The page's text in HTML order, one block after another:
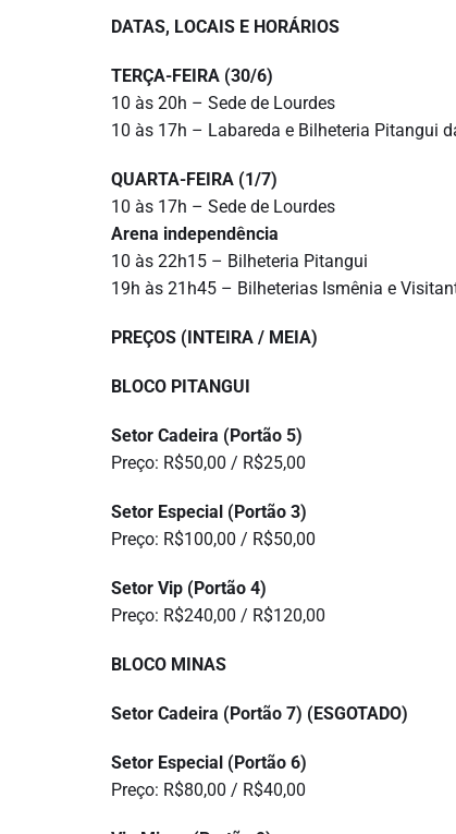
DATAS, LOCAIS E HORÁRIOS
TERÇA-FEIRA (30/6)
10 às 20h – Sede de Lourdes
10 às 17h – Labareda e Bilheteria Pitangui
QUARTA-FEIRA (1/7)
10 às 17h – Sede de Lourdes
Arena independência
10 às 22h15 – Bilheteria Pitangui
19h às 21h45 – Bilheterias Ismênia e
PREÇOS (INTEIRA / MEIA)
BLOCO PITANGUI
Setor Cadeira (Portão 5)
Preço: R$50,00 / R$25,00
Setor Especial (Portão 3)
Preço: R$100,00 / R$50,00
Setor Vip (Portão 4)
Preço: R$240,00 / R$120,00
BLOCO MINAS
Setor Cadeira (Portão 7) (ESGOTADO)
Setor Especial (Portão 6)
Preço: R$80,00 / R$40,00